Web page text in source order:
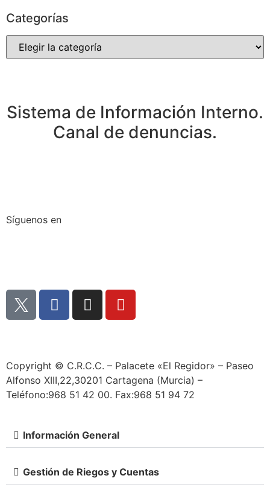
Categorías
Sistema de Información Interno.
Canal de denuncias.
Síguenos en
Copyright © C.R.C.C. – Palacete «El Regidor» – Paseo
Alfonso XIII,22,30201 Cartagena (Murcia) –
Teléfono:968 51 42 00. Fax:968 51 94 72
Información General
Gestión de Riegos y Cuentas